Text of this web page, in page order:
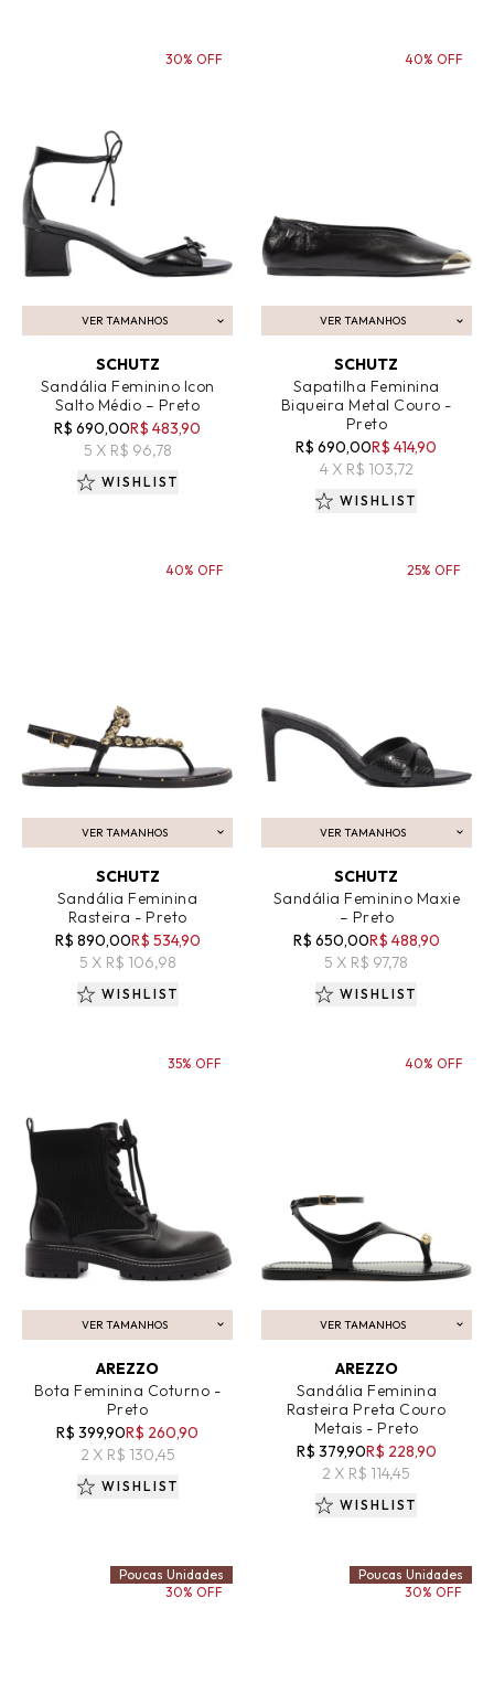
VER TAMANHOS
ADICIONAR AO CARRINHO
SCHUTZ
Sandália Feminino Icon
Salto Médio – Preto
R$ 690,00R$ 483,90
5 X R$ 96,78
30% OFF
WISHLIST
VER TAMANHOS
ADICIONAR AO CARRINHO
SCHUTZ
Sapatilha Feminina
Biqueira Metal Couro -
Preto
R$ 690,00R$ 414,90
4 X R$ 103,72
40% OFF
WISHLIST
VER TAMANHOS
ADICIONAR AO CARRINHO
SCHUTZ
Sandália Feminina
Rasteira - Preto
R$ 890,00R$ 534,90
5 X R$ 106,98
40% OFF
WISHLIST
VER TAMANHOS
ADICIONAR AO CARRINHO
SCHUTZ
Sandália Feminino Maxie
– Preto
R$ 650,00R$ 488,90
5 X R$ 97,78
25% OFF
WISHLIST
VER TAMANHOS
ADICIONAR AO CARRINHO
AREZZO
Bota Feminina Coturno -
Preto
R$ 399,90R$ 260,90
2 X R$ 130,45
35% OFF
WISHLIST
VER TAMANHOS
ADICIONAR AO CARRINHO
AREZZO
Sandália Feminina
Rasteira Preta Couro
Metais - Preto
R$ 379,90R$ 228,90
2 X R$ 114,45
40% OFF
WISHLIST
Poucas Unidades
30% OFF
Poucas Unidades
30% OFF